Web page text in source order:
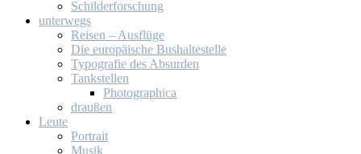
Schil­der­for­schung
un­ter­wegs
Rei­sen – Aus­flü­ge
Die eu­ro­päi­sche Bus­hal­te­stel­le
Ty­po­gra­fie des Ab­sur­den
Tank­stel­len
Pho­to­gra­phi­ca
drau­ßen
Leu­te
Por­trait
Mu­sik